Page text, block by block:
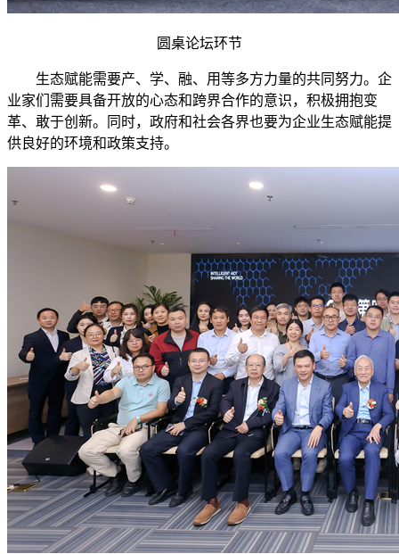
圆桌论坛环节
生态赋能需要产、学、融、用等多方力量的共同努力。企
业家们需要具备开放的心态和跨界合作的意识，积极拥抱变
革、敢于创新。同时，政府和社会各界也要为企业生态赋能提
供良好的环境和政策支持。